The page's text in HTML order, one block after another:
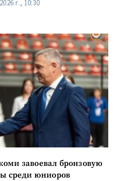
г., 10:30
завоевал бронзовую
среди юниоров
email
согласен(на) с
.